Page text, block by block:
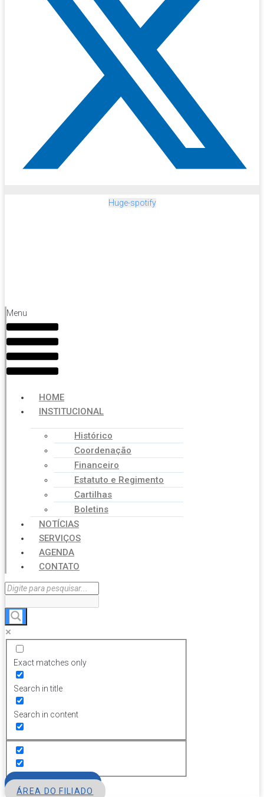
Huge-spotify
Menu
HOME
INSTITUCIONAL
Histórico
Coordenação
Financeiro
Estatuto e Regimento
Cartilhas
Boletins
NOTÍCIAS
SERVIÇOS
AGENDA
CONTATO
Exact matches only
Search in title
Search in content
ÁREA DO FILIADO